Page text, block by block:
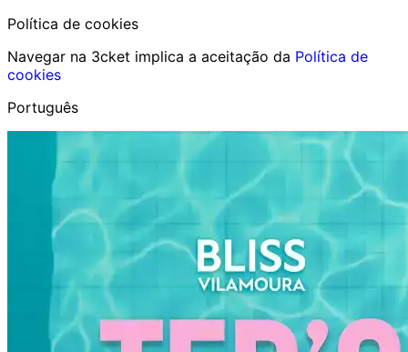
Política de cookies
Navegar na 3cket implica a aceitação da Política de
cookies
Português